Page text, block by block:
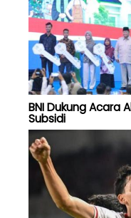
BNI Dukung Acara
Subsidi